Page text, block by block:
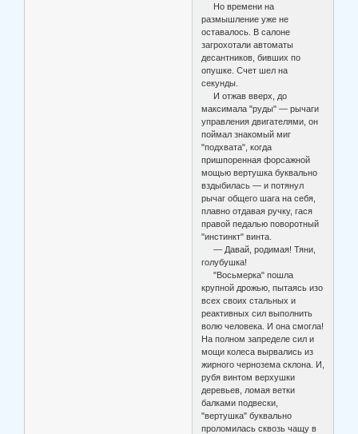
Но времени на
размышление уже не
оставалось. В салоне
загрохотали автоматы
десантников, бивших по
опушке. Счет шел на
секунды.
И отжав вверх, до
максимала "руды" — рычаги
управления двигателями, он
поймал знакомый миг
"подхвата", когда
пришпоренная форсажной
мощью вертушка буквально
вздыбилась — и потянул
рычаг общего шага на себя,
плавно отдавая ручку, гася
правой педалью поворотный
"инстинкт" винта.
— Давай, родимая! Тяни,
голубушка!
"Восьмерка" пошла
крупной дрожью, пытаясь изо
всех своих стальных и
реактивных сил выполнить
волю человека. И она смогла!
На полном запределе сил и
мощи колеса вырвались из
жирного чернозема склона. И,
рубя винтом верхушки
деревьев, ломая ветки
балками подвески,
"вертушка" буквально
проломилась сквозь чащу в